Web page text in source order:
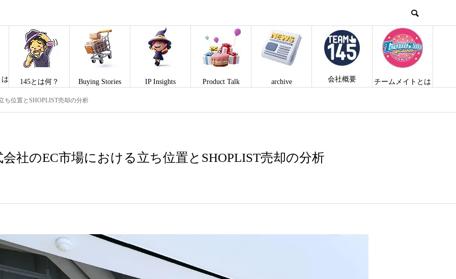
は 145とは何？ Buying Stories IP Insights Product Talk archive 会社概要 チームメイトとは
ち位置とSHOPLIST売却の分析
社のEC市場における立ち位置とSHOPLIST売却の分析